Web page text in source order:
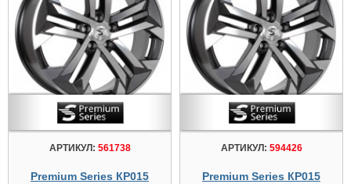
АРТИКУЛ: 561738
Premium Series КР015
АРТИКУЛ: 594426
Premium Series КР015